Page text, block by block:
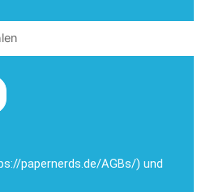
papernerds.de/AGBs/) und